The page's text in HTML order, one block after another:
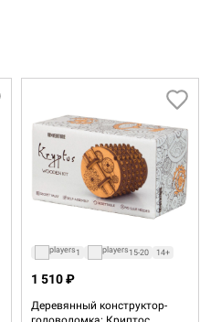
1 15-20 14+
Деревянный конструктор-
1 510 ₽